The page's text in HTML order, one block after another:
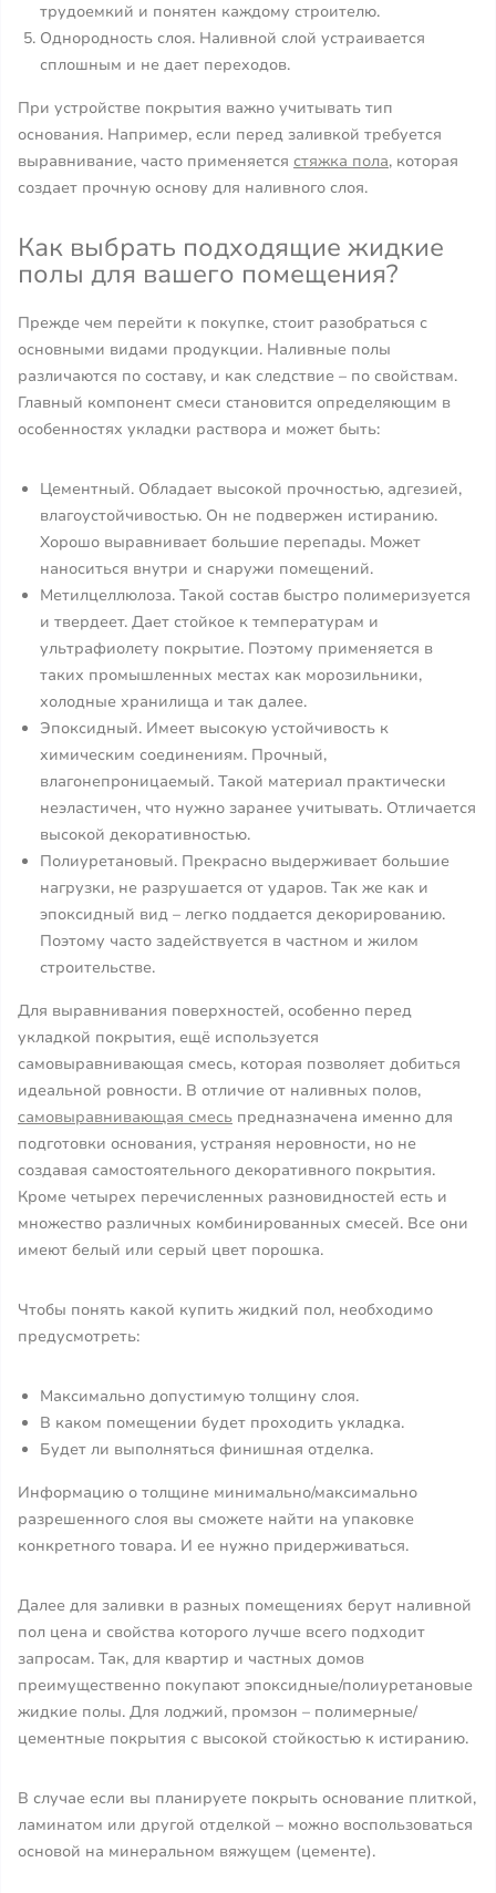
трудоемкий и понятен каждому строителю.
Однородность слоя. Наливной слой устраивается
сплошным и не дает переходов.
При устройстве покрытия важно учитывать тип
основания. Например, если перед заливкой требуется
выравнивание, часто применяется стяжка пола, которая
создает прочную основу для наливного слоя.
Как выбрать подходящие жидкие
полы для вашего помещения?
Прежде чем перейти к покупке, стоит разобраться с
основными видами продукции. Наливные полы
различаются по составу, и как следствие – по свойствам.
Главный компонент смеси становится определяющим в
особенностях укладки раствора и может быть:
Цементный. Обладает высокой прочностью, адгезией,
влагоустойчивостью. Он не подвержен истиранию.
Хорошо выравнивает большие перепады. Может
наноситься внутри и снаружи помещений.
Метилцеллюлоза. Такой состав быстро полимеризуется
и твердеет. Дает стойкое к температурам и
ультрафиолету покрытие. Поэтому применяется в
таких промышленных местах как морозильники,
холодные хранилища и так далее.
Эпоксидный. Имеет высокую устойчивость к
химическим соединениям. Прочный,
влагонепроницаемый. Такой материал практически
неэластичен, что нужно заранее учитывать. Отличается
высокой декоративностью.
Полиуретановый. Прекрасно выдерживает большие
нагрузки, не разрушается от ударов. Так же как и
эпоксидный вид – легко поддается декорированию.
Поэтому часто задействуется в частном и жилом
строительстве.
Для выравнивания поверхностей, особенно перед
укладкой покрытия, ещё используется
самовыравнивающая смесь, которая позволяет добиться
идеальной ровности. В отличие от наливных полов,
самовыравнивающая смесь предназначена именно для
подготовки основания, устраняя неровности, но не
создавая самостоятельного декоративного покрытия.
Кроме четырех перечисленных разновидностей есть и
множество различных комбинированных смесей. Все они
имеют белый или серый цвет порошка.
Чтобы понять какой купить жидкий пол, необходимо
предусмотреть:
Максимально допустимую толщину слоя.
В каком помещении будет проходить укладка.
Будет ли выполняться финишная отделка.
Информацию о толщине минимально/максимально
разрешенного слоя вы сможете найти на упаковке
конкретного товара. И ее нужно придерживаться.
Далее для заливки в разных помещениях берут наливной
пол цена и свойства которого лучше всего подходит
запросам. Так, для квартир и частных домов
преимущественно покупают эпоксидные/полиуретановые
жидкие полы. Для лоджий, промзон – полимерные/
цементные покрытия с высокой стойкостью к истиранию.
В случае если вы планируете покрыть основание плиткой,
ламинатом или другой отделкой – можно воспользоваться
основой на минеральном вяжущем (цементе).